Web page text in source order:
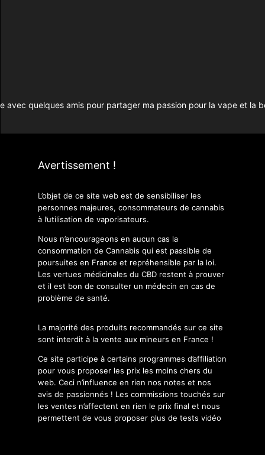
avec quelques amis pour partager ma passion pour la vape et la
Avertissement !
L’objet de ce site web est de sensibiliser les
personnes majeures, consommateurs de cannabis
à l’utilisation de vaporisateurs.
Nous n’encourageons en aucun cas la
consommation de Cannabis qui est passible de
poursuites en France et repréhensible par la loi.
Les vertues médicinales du CBD restent à prouver
et il est bon de consulter un médecin en cas de
problème de santé.
La majorité des produits recommandés sur ce site
sont interdit à la vente aux mineurs en France !
Ce site participe à certains programmes d’affiliation
pour vous proposer les prix les moins chers du
web. Ceci n’influence en rien nos notes et nos
avis de passionnés ! Les commissions touchés sur
les ventes n’affectent en rien le prix final et nous
permettent de vous proposer plus de tests vidéo